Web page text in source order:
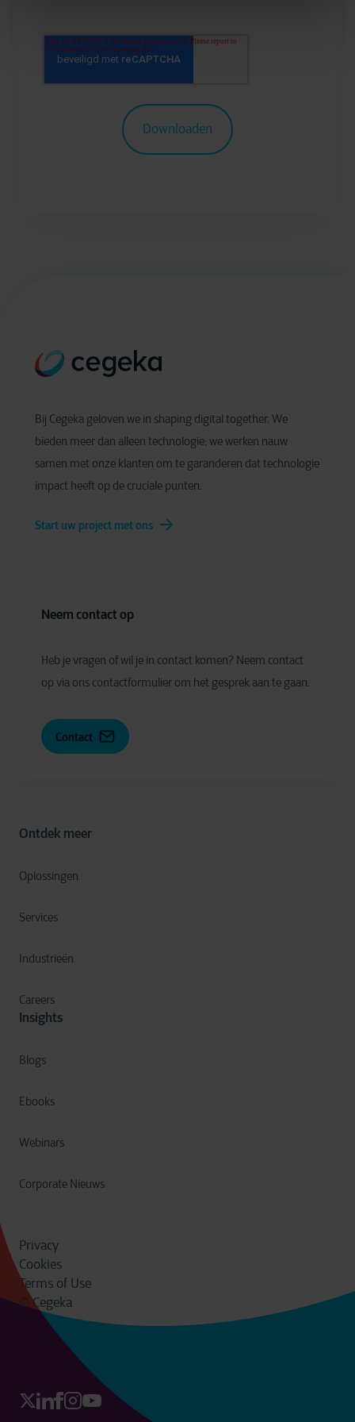
Bij Cegeka geloven we in shaping digital together. We
bieden meer dan alleen technologie; we werken nauw
samen met onze klanten om te garanderen dat technologie
impact heeft op de cruciale punten.
Start uw project met ons
Ontdek meer
Oplossingen
Services
Industrieën
Careers
Insights
Blogs
Ebooks
Webinars
Corporate Nieuws
Neem contact op
Heb je vragen of wil je in contact komen? Neem contact
op via ons contactformulier om het gesprek aan te gaan.
Contact
Privacy
Cookies
Terms of Use
© Cegeka